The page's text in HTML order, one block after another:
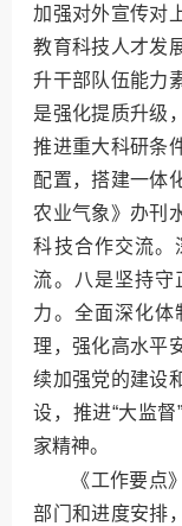
加强对外宣传对
教育科技人才发
升干部队伍能力
是强化提质升级
推进重大科研条
配置，搭建一体
农业气象》办刊
科技合作交流。
流。八是坚持守
力。全面深化体
理，强化高水平
续加强党的建设
设，推进“大监
家精神。
《工作要点
部门和进度安排